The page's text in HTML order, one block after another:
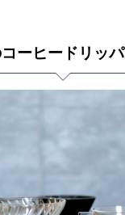
コーヒードリッ